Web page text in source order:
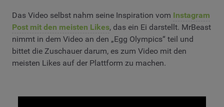
Das Video selbst nahm seine Inspiration vom Instagram
Post mit den meisten Likes, das ein Ei darstellt. MrBeast
nimmt in dem Video an den „Egg Olympics“ teil und
bittet die Zuschauer darum, es zum Video mit den
meisten Likes auf der Plattform zu machen.